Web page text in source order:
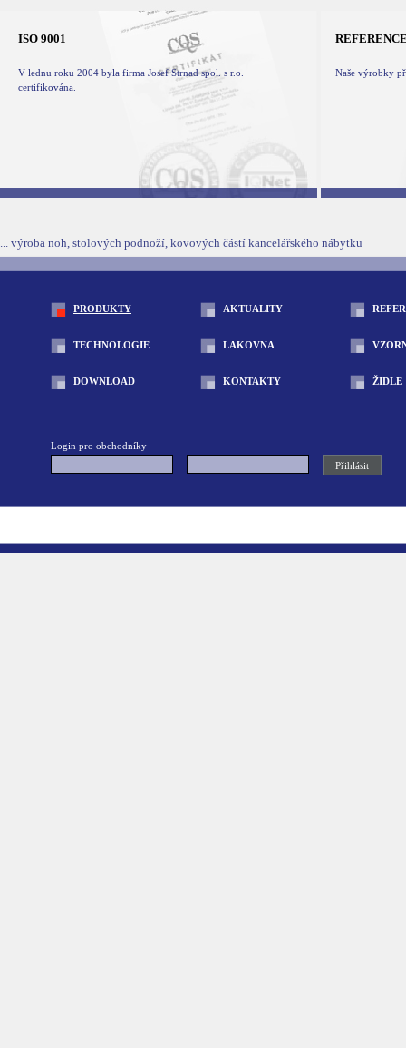
ISO 9001
V lednu roku 2004 byla firma Josef Strnad spol. s r.o.
certifikována.
Naše výrobky
... výroba noh, stolových podnoží, kovových částí kancelářského nábytku
PRODUKTY AKTUALITY
TECHNOLOGIE LAKOVNA
DOWNLOAD KONTAKTY ŽIDLE
Login pro obchodníky